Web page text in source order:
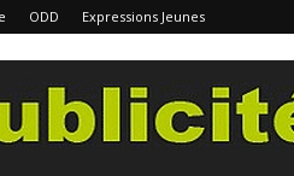
ODD Expressions Jeunes